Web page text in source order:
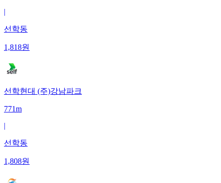
|
선학동
1,818원
선학현대 (주)강남파크
771m
|
선학동
1,808원